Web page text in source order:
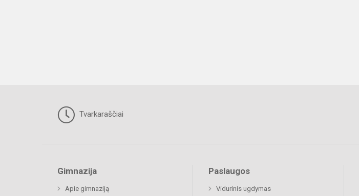
Tvarkaraščiai
Gimnazija
Apie gimnaziją
Paslaugos
Vidurinis ugdymas